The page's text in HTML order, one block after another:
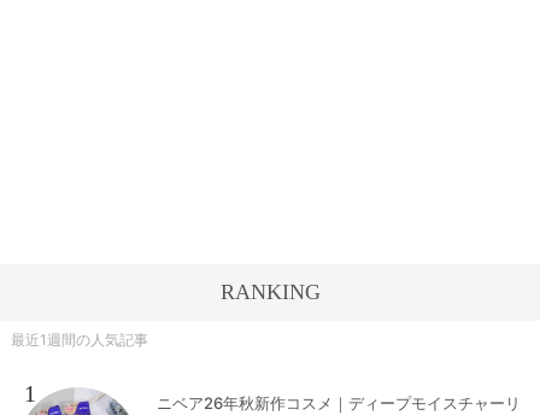
RANKING
最近1週間の人気記事
1
ニベア26年秋新作コスメ｜ディープモイスチャーリ